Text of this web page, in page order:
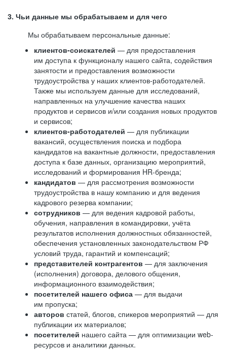
3. Чьи данные мы обрабатываем и для чего
Мы обрабатываем персональные данные:
клиентов-соискателей — для предоставления
им доступа к функционалу нашего сайта, содействия
занятости и предоставления возможности
трудоустройства у наших клиентов-работодателей.
Также мы используем данные для исследований,
направленных на улучшение качества наших
продуктов и сервисов и/или создания новых продуктов
и сервисов;
клиентов-работодателей — для публикации
вакансий, осуществления поиска и подбора
кандидатов на вакантные должности, предоставления
доступа к базе данных, организацию мероприятий,
исследований и формирования HR-бренда;
кандидатов — для рассмотрения возможности
трудоустройства в нашу компанию и для ведения
кадрового резерва компании;
сотрудников — для ведения кадровой работы,
обучения, направления в командировки, учёта
результатов исполнения должностных обязанностей,
обеспечения установленных законодательством РФ
условий труда, гарантий и компенсаций;
представителей контрагентов — для заключения
(исполнения) договора, делового общения,
информационного взаимодействия;
посетителей нашего офиса — для выдачи
им пропуска;
авторов статей, блогов, спикеров мероприятий — для
публикации их материалов;
посетителей нашего сайта — для оптимизации web-
ресурсов и аналитики данных.